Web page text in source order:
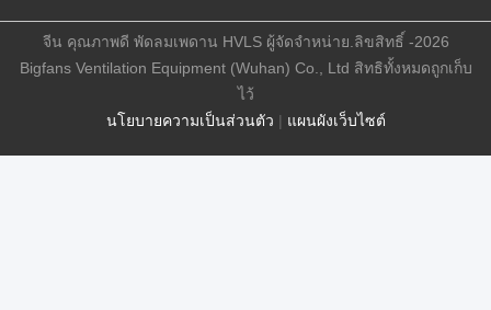
นโยบายความเป็นส่วนตัว | แผนผังเว็บไซต์
จีน คุณภาพดี พัดลมเพดาน HVLS ผู้จัดจําหน่าย.ลิขสิทธิ์ -2026
Bigfans Ventilation Equipment (Wuhan) Co., Ltd สิทธิทั้งหมดถูกเก็บ
ไว้